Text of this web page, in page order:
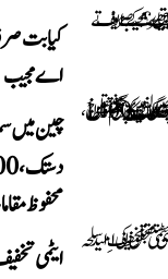
کیا بت
اے مجیب
چین میں
محفوظ
ایٹمی